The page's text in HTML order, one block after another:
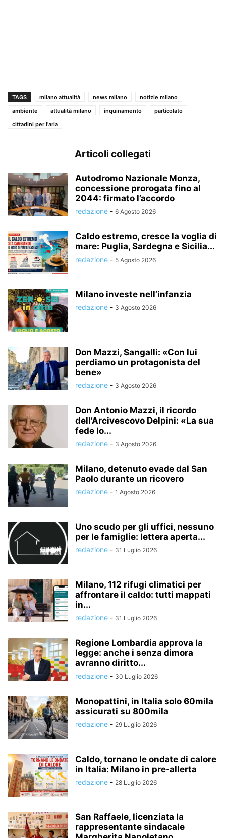
TAGS milano attualità news milano
notizie milano
ambiente
attualità milano inquinamento
particolato
cittadini per l'aria
Articoli collegati
Autodromo Nazionale Monza,
concessione prorogata fino al
2044: firmato l’accordo
redazione - 6 Agosto 2026
Caldo estremo, cresce la voglia di
mare: Puglia, Sardegna e Sicilia...
redazione - 5 Agosto 2026
Milano investe nell’infanzia
redazione - 3 Agosto 2026
Don Mazzi, Sangalli: «Con lui
perdiamo un protagonista del
bene»
redazione - 3 Agosto 2026
Don Antonio Mazzi, il ricordo
dell’Arcivescovo Delpini: «La sua
fede lo...
redazione - 3 Agosto 2026
Milano, detenuto evade dal San
Paolo durante un ricovero
redazione - 1 Agosto 2026
Uno scudo per gli uffici, nessuno
per le famiglie: lettera aperta...
redazione - 31 Luglio 2026
Milano, 112 rifugi climatici per
affrontare il caldo: tutti mappati
in...
redazione - 31 Luglio 2026
Regione Lombardia approva la
legge: anche i senza dimora
avranno diritto...
redazione - 30 Luglio 2026
Monopattini, in Italia solo 60mila
assicurati su 800mila
redazione - 29 Luglio 2026
Caldo, tornano le ondate di calore
in Italia: Milano in pre-allerta
redazione - 28 Luglio 2026
San Raffaele, licenziata la
rappresentante sindacale